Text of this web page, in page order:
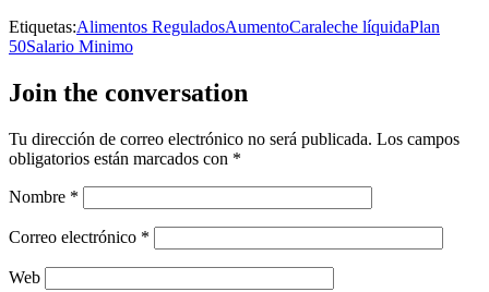
Etiquetas:Alimentos ReguladosAumentoCaraleche líquidaPlan
50Salario Minimo
Join the conversation
Tu dirección de correo electrónico no será publicada. Los campos
obligatorios están marcados con *
Nombre *
Correo electrónico *
Web